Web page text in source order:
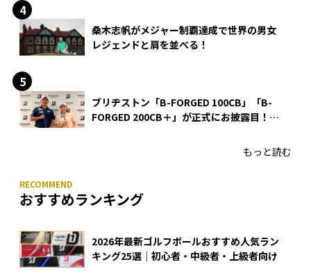
桑木志帆がメジャー制覇達成で世界の男女
レジェンドと肩を並べる！
ブリヂストン「B-FORGED 100CB」「B-
FORGED 200CB＋」が正式にお披露目！
もっと読む
おすすめランキング
2026年最新ゴルフボールおすすめ人気ラン
キング25選｜初心者・中級者・上級者向け